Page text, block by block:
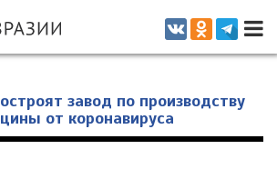
издание, посвященное актуальным
постсоветском пространстве
завод по производству
от коронавируса